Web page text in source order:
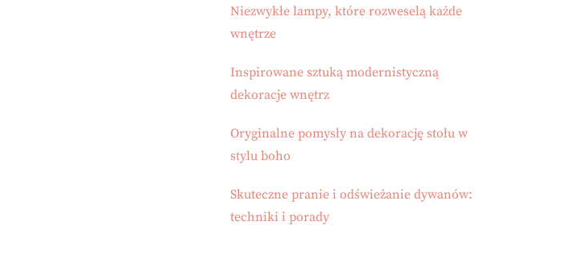
Niezwykłe lampy, które rozweselą każde
wnętrze
Inspirowane sztuką modernistyczną
dekoracje wnętrz
Oryginalne pomysły na dekorację stołu w
stylu boho
Skuteczne pranie i odświeżanie dywanów:
techniki i porady